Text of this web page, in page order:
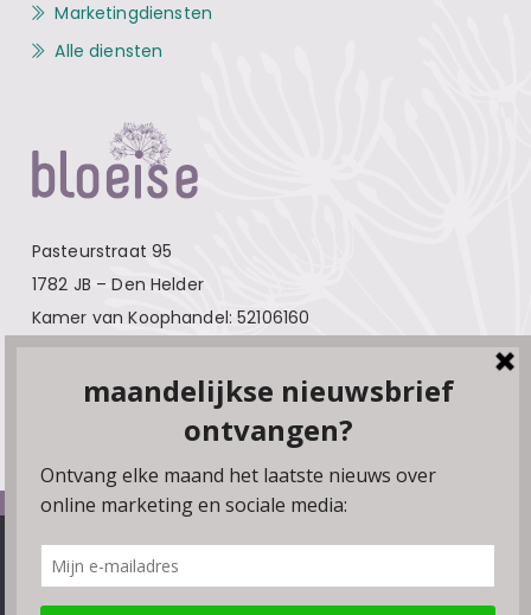
Pasteurstraat 95
1782 JB – Den Helder
Kamer van Koophandel: 52106160
Over Bloeise Adverteren
Marketingdiensten
Alle diensten
Privacyverklaring
Disclaimer
We gebruiken cookies, plugins en pixels om ervoor te zorgen
dat onze website soepel draait. Als je doorgaat met het
gebruiken van de website, gaan we er vanuit dat je hiermee